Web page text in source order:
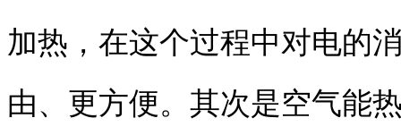
加热，在这个过程中对电的
由、更方便。其次是空气能